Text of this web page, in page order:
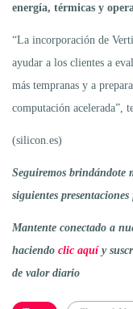
energía, térmicas y
“La incorporación de
ayudar a los clientes a
más tempranas y a
computación acelerada”,
(silicon.es)
Seguiremos brindándote
siguientes
Mantente conectado a
haciendo clic aquíy
de valor diario